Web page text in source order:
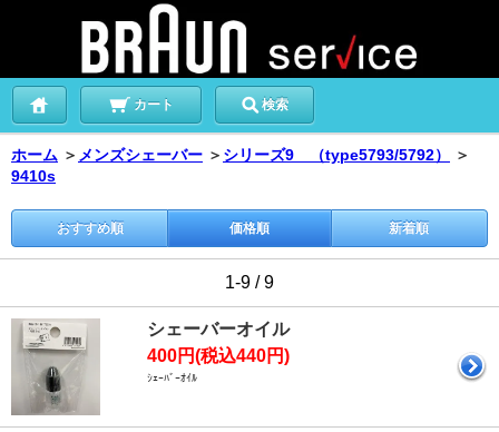
カート 検索
ホーム ＞ メンズシェーバー ＞ シリーズ9 （type5793/5792）
＞
9410s
おすすめ順 価格順 新着順
1-9 / 9
シェーバーオイル
400円(税込440円)
ｼｪｰﾊﾞｰｵｲﾙ